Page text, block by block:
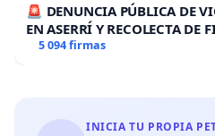
🚨 DENUNCIA PÚBLICA DE
EN ASERRÍ Y RECOLECTA DE
5 094 firmas
INICIA TU PROPIA